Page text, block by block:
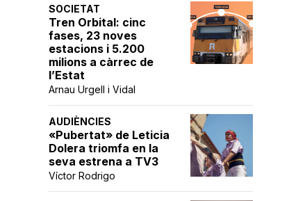
SOCIETAT
Tren Orbital: cinc
fases, 23 noves
estacions i 5.200
milions a càrrec de
l’Estat
Arnau Urgell i Vidal
AUDIÈNCIES
«Pubertat» de Leticia
Dolera triomfa en la
seva estrena a TV3
Víctor Rodrigo